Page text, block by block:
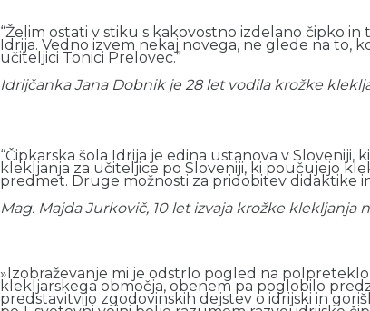
“Želim ostati v stiku s kakovostno izdelano čipko
Idrija. Vedno izvem nekaj novega, ne glede na to,
učiteljici Tonici Prelovec.”
Idrijčanka Jana Dobnik je 28 let vodila krožke
“Čipkarska šola Idrija je edina ustanova v
klekljanja za učiteljice po Sloveniji, ki poučujejo
predmet. Druge možnosti za pridobitev didaktike
Mag. Majda Jurkovič, 10 let izvaja krožke klekljanja
»Izobraževanje mi je odstrlo pogled na
klekljarskega območja, obenem pa poglobilo
predstavitvijo zgodovinskih dejstev o idrijski in